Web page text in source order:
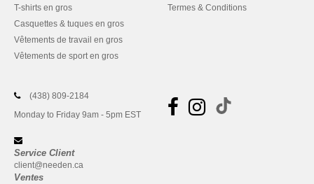
T-shirts en gros
Casquettes & tuques en gros
Vêtements de travail en gros
Vêtements de sport en gros
Termes & Conditions
(438) 809-2184
Monday to Friday 9am - 5pm EST
Service Client
client@needen.ca
Ventes